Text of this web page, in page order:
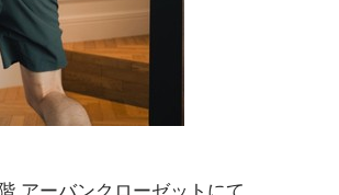
アーバンクローゼットにて